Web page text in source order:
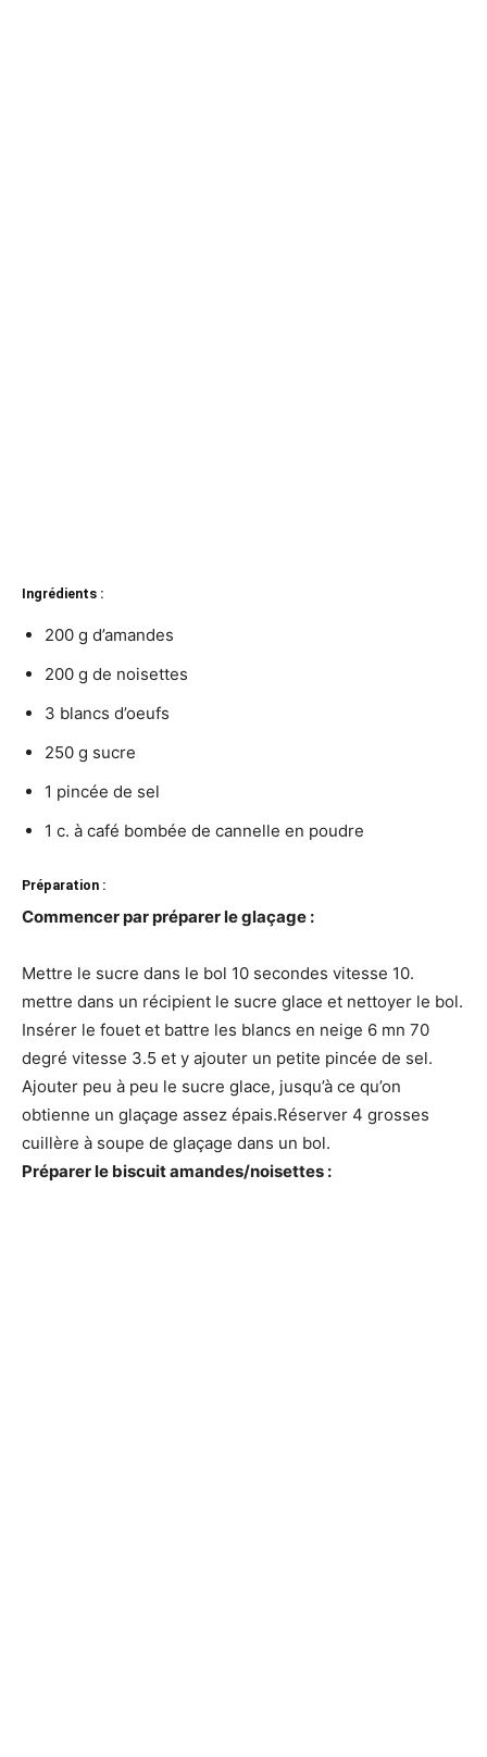
Ingrédients :
200 g d’amandes
200 g de noisettes
3 blancs d’oeufs
250 g sucre
1 pincée de sel
1 c. à café bombée de cannelle en poudre
Préparation :
Commencer par préparer le glaçage :
Mettre le sucre dans le bol 10 secondes vitesse 10.
mettre dans un récipient le sucre glace et nettoyer le bol.
Insérer le fouet et battre les blancs en neige 6 mn 70
degré vitesse 3.5 et y ajouter un petite pincée de sel.
Ajouter peu à peu le sucre glace, jusqu’à ce qu’on
obtienne un glaçage assez épais.Réserver 4 grosses
cuillère à soupe de glaçage dans un bol.
Préparer le biscuit amandes/noisettes :